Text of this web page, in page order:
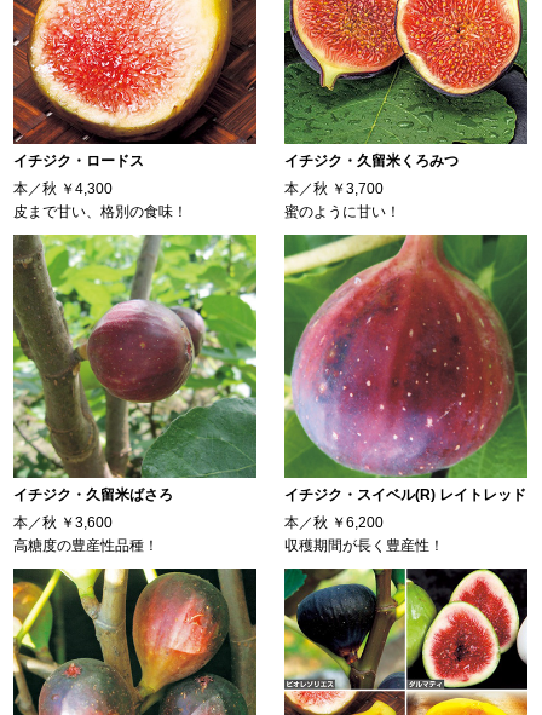
イチジク・ロードス
本／秋 ￥4,300
皮まで甘い、格別の食味！
イチジク・久留米くろみつ
本／秋 ￥3,700
蜜のように甘い！
イチジク・久留米ばさろ
本／秋 ￥3,600
高糖度の豊産性品種！
イチジク・スイベル(R) レイトレッド
本／秋 ￥6,200
収穫期間が長く豊産性！